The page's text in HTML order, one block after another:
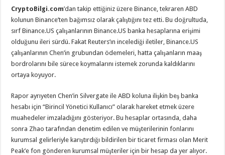
CryptoBilgi.com’dan takip ettiğiniz üzere Binance, tekraren ABD
kolunun Binance’ten bağımsız olarak çalıştığını tez etti. Bu doğrultuda,
sırf Binance.US çalışanlarının Binance.US banka hesaplarına erişimi
olduğunu ileri sürdü. Fakat Reuters’ın incelediği iletiler, Binance.US
çalışanlarının Chen’in grubundan ödemeleri, hatta çalışanların maaş
bordrolarını bile sürece koymalarını istemek zorunda kaldıklarını
ortaya koyuyor.
Rapor ayrıyeten Chen’in Silvergate ile ABD koluna ilişkin beş banka
hesabı için “Birincil Yönetici Kullanıcı” olarak hareket etmek üzere
muahedeler imzaladığını gösteriyor. Bu hesaplar ortasında, daha
sonra Zhao tarafından denetim edilen ve müşterilerinin fonlarını
kurumsal gelirleriyle karıştırdığı bildirilen bir ticaret firması olan Merit
Peak’e fon gönderen kurumsal müşteriler için bir hesap da yer alıyor.